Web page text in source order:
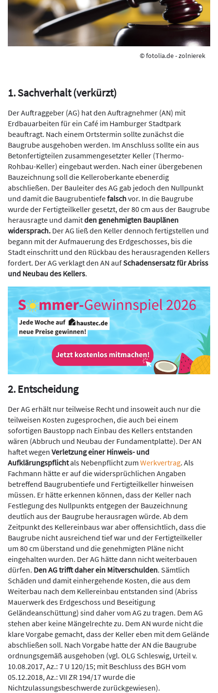
© fotolia.de - zolnierek
1. Sachverhalt (verkürzt)
Der Auftraggeber (AG) hat den Auftragnehmer (AN) mit
Erdbauarbeiten für ein Café im Hamburger Stadtpark
beauftragt. Nach einem Ortstermin sollte zunächst die
Baugrube ausgehoben werden. Im Anschluss sollte ein aus
Betonfertigteilen zusammengesetzter Keller (Thermo-
Rohbau-Keller) eingebaut werden. Nach einer übergebenen
Bauzeichnung soll die Kelleroberkante ebenerdig
abschließen. Der Bauleiter des AG gab jedoch den Nullpunkt
und damit die Baugrubentiefefalschvor. In die Baugrube
wurde der Fertigteilkeller gesetzt, der 80 cm aus der Baugrube
herausragte und damitden genehmigten Bauplänen
widersprach. Der AG ließ den Keller dennoch fertigstellen und
begann mit der Aufmauerung des Erdgeschosses, bis die
Stadt einschritt und den Rückbau des herausragenden Kellers
fordert. Der AG verklagt den AN aufSchadensersatz für Abriss
und Neubau des Kellers.
2. Entscheidung
Der AG erhält nur teilweise Recht und insoweit auch nur die
teilweisen Kosten zugesprochen, die auch bei einem
sofortigen Baustopp nach Einbau des Kellers entstanden
wären (Abbruch und Neubau der Fundamentplatte). Der AN
haftet wegen Verletzung einer Hinweis- und
Aufklärungspflichtals Nebenpflicht zum Werkvertrag. Als
Fachmann hätte er auf die widersprüchlichen Angaben
betreffend Baugrubentiefe und Fertigteilkeller hinweisen
müssen. Er hätte erkennen können, dass der Keller nach
Festlegung des Nullpunkts entgegen der Bauzeichnung
deutlich aus der Baugrube herausragen würde. Ab dem
Zeitpunkt des Kellereinbaus war aber offensichtlich, dass die
Baugrube nicht ausreichend tief war und der Fertigteilkeller
um 80 cm überstand und die genehmigten Pläne nicht
eingehalten wurden. Der AG hätte dann nicht weiterbauen
dürfen. Den AG trifft daher ein Mitverschulden. Sämtlich
Schäden und damit einhergehende Kosten, die aus dem
Weiterbau nach dem Kellereinbau entstanden sind (Abriss
Mauerwerk des Erdgeschoss und Beseitigung
Geländeanschüttung) sind daher vom AG zu tragen. Dem AG
stehen aber keine Mängelrechte zu. Dem AN wurde nicht die
klare Vorgabe gemacht, dass der Keller eben mit dem Gelände
abschließen soll. Nach Vorgabe hatte der AN die Baugrube
ordnungsgemäß ausgehoben (vgl. OLG Schleswig, Urteil v.
10.08.2017, Az.: 7 U 120/15; mit Beschluss des BGH vom
05.12.2018, Az.: VII ZR 194/17 wurde die
Nichtzulassungsbeschwerde zurückgewiesen).